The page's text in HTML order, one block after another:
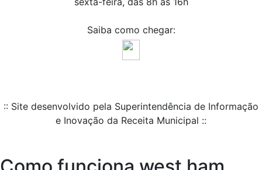
Saiba como chegar:
:: Site desenvolvido pela Superintendência de Informação
e Inovação da Receita Municipal ::